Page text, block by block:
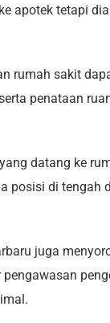
apotek tetapi
rumah sakit
penataan
datang ke
posisi di tengah
juga